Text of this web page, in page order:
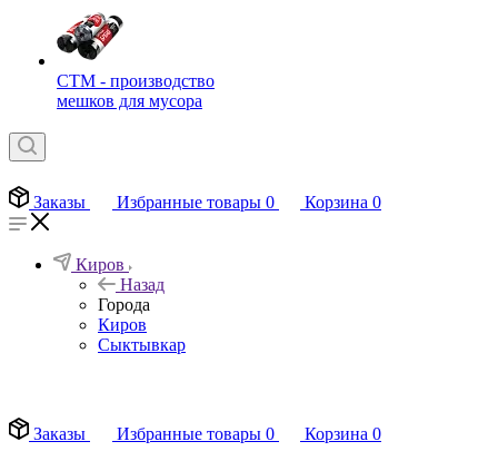
СТМ - производство
мешков для мусора
Заказы Избранные товары 0 Корзина 0
Киров
Назад
Города
Киров
Сыктывкар
Заказы
Избранные товары 0 Корзина 0